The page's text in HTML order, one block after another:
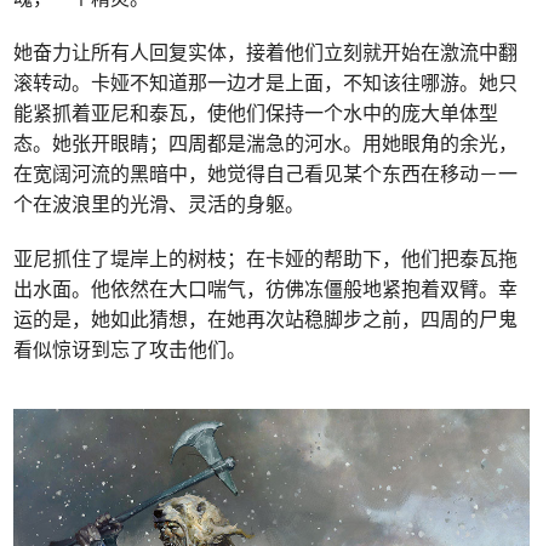
她奋力让所有人回复实体，接着他们立刻就开始在激流中翻
滚转动。卡娅不知道那一边才是上面，不知该往哪游。她只
能紧抓着亚尼和泰瓦，使他们保持一个水中的庞大单体型
态。她张开眼睛；四周都是湍急的河水。用她眼角的余光，
在宽阔河流的黑暗中，她觉得自己看见某个东西在移动－一
个在波浪里的光滑、灵活的身躯。
亚尼抓住了堤岸上的树枝；在卡娅的帮助下，他们把泰瓦拖
出水面。他依然在大口喘气，彷佛冻僵般地紧抱着双臂。幸
运的是，她如此猜想，在她再次站稳脚步之前，四周的尸鬼
看似惊讶到忘了攻击他们。